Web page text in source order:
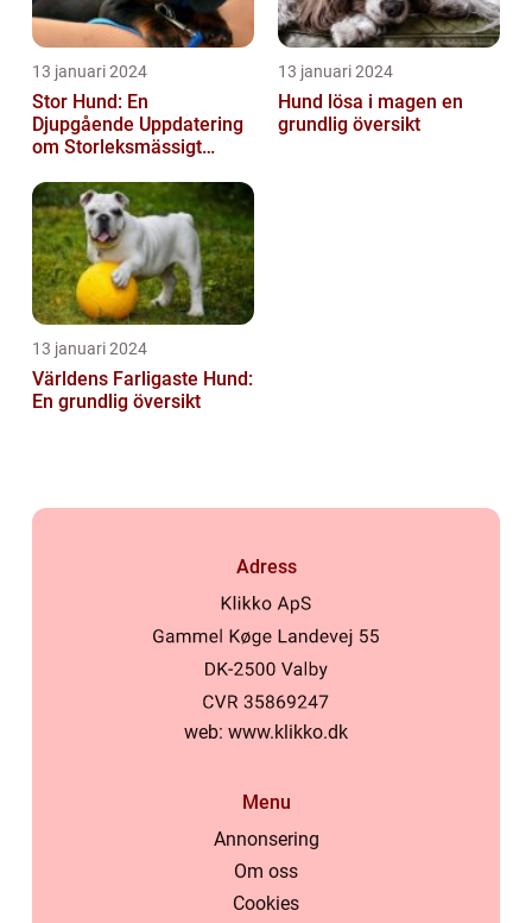
13 januari 2024
Stor Hund: En
Djupgående Uppdatering
om Storleksmässigt
Hundsporter för
Hundälskare
13 januari 2024
Hund lösa i magen en
grundlig översikt
13 januari 2024
Världens Farligaste Hund:
En grundlig översikt
Adress
web: www.klikko.dk
Menu
Annonsering
Om oss
Cookies